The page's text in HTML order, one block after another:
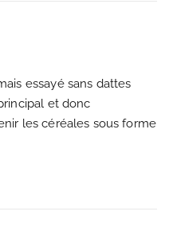
essayé sans dattes
et donc
les céréales sous forme